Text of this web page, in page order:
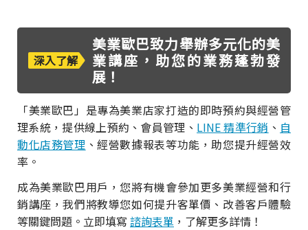
深入了解
美業歐巴致力舉辦多元化的美
業講座，助您的業務蓬勃發
展！
「美業歐巴」是專為美業店家打造的即時預約與經營管
理系統，提供線上預約、會員管理、 LINE 精準行銷 、 自
動化店務管理 、經營數據報表等功能，助您提升經營效
率。
成為美業歐巴用戶，您將有機會參加更多美業經營和行
銷講座，我們將教導您如何提升客單價、改善客戶體驗
等關鍵問題。立即填寫 諮詢表單 ，了解更多詳情！